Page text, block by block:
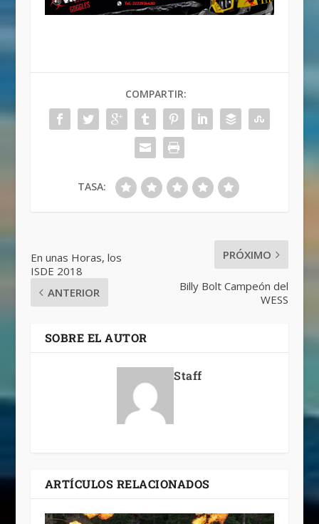
COMPARTIR:
TASA:
En unas Horas, los
ISDE 2018
ANTERIOR
PRÓXIMO
Billy Bolt Campeón del
WESS
SOBRE EL AUTOR
Staff
ARTÍCULOS RELACIONADOS